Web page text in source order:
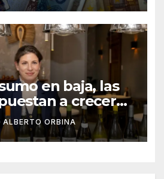
en baja, las
a crecer
el vino
una experiencia
ALBERTO ORBINA